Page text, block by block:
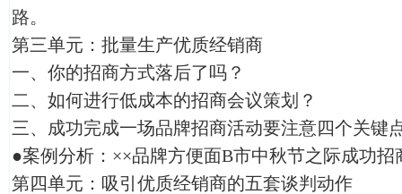
路。
第三单元：批量生产优质经销商
一、你的招商方式落后了吗？
二、如何进行低成本的招商会议策划？
三、成功完成一场品牌招商活动要注意四个关键
●案例分析：××品牌方便面B市中秋节之际成功招
第四单元：吸引优质经销商的五套谈判动作